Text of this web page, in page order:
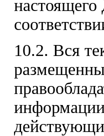
настоящего
10.2. Вся
информации